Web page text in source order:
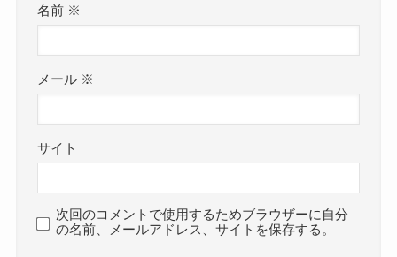
名前 ※
メール ※
サイト
次回のコメントで使用するためブラウザーに自分
の名前、メールアドレス、サイトを保存する。